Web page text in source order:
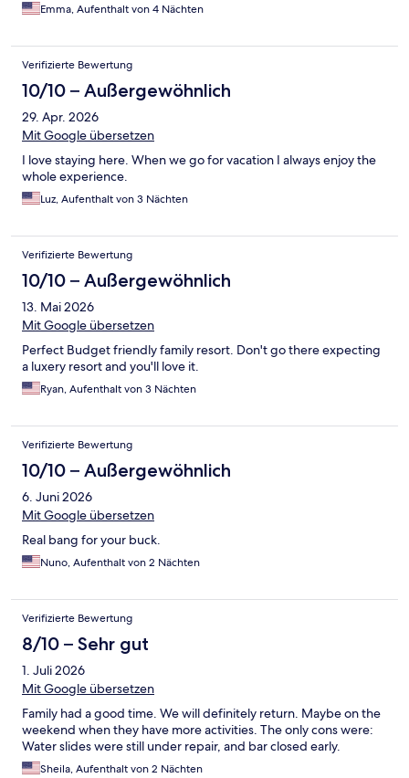
Emma, Aufenthalt von 4 Nächten
Verifizierte Bewertung
10/10 – Außergewöhnlich
29. Apr. 2026
Mit Google übersetzen
I love staying here. When we go for vacation I always enjoy the
whole experience.
Luz, Aufenthalt von 3 Nächten
Verifizierte Bewertung
10/10 – Außergewöhnlich
13. Mai 2026
Mit Google übersetzen
Perfect Budget friendly family resort. Don't go there expecting
a luxery resort and you'll love it.
Ryan, Aufenthalt von 3 Nächten
Verifizierte Bewertung
10/10 – Außergewöhnlich
6. Juni 2026
Mit Google übersetzen
Real bang for your buck.
Nuno, Aufenthalt von 2 Nächten
Verifizierte Bewertung
8/10 – Sehr gut
1. Juli 2026
Mit Google übersetzen
Family had a good time. We will definitely return. Maybe on the
weekend when they have more activities. The only cons were:
Water slides were still under repair, and bar closed early.
Sheila, Aufenthalt von 2 Nächten